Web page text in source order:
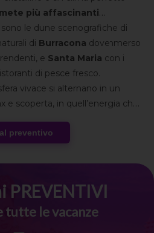
mete più affascinanti
e servizi completi ti
senza pensieri, immerso
le dune scenografiche di
di Burracona dove
e Santa Maria con i
di pesce fresco.
vivace si alternano in un
e scoperta, in quell’energia che
preventivo
PREVENTIVI
tutte le vacanze